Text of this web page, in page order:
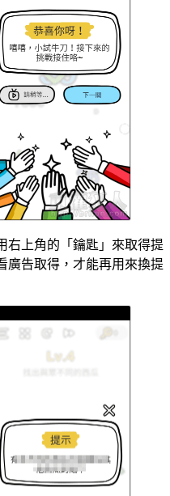
右上角的「鑰匙」來取得提
廣告取得，才能再用來換提